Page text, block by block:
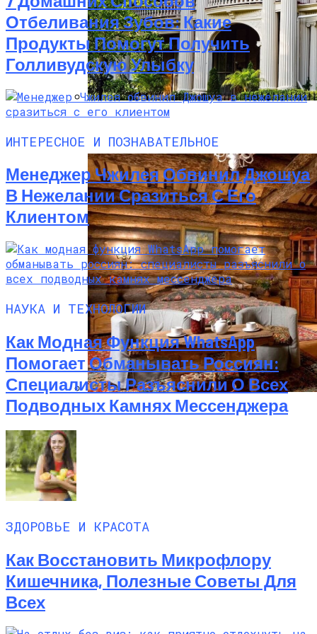
Дом В Викторианском Стиле: История,
Особенности И Типы Сооружений
Русский Стиль: Архитектура, Интерьер
Отбеливания Зубов: Какие
Продукты Помогут Получить
Голливудскую Улыбку
ИНТЕРЕСНОЕ И ПОЗНАВАТЕЛЬНОЕ
Менеджер Чжилея Обвинил Джошуа
В Нежелании Сразиться С Его
Клиентом
НАУКА И ТЕХНОЛОГИИ
Как Модная Функция WhatsApp
Помогает Обманывать Россиян:
Специалисты Разъяснили О Всех
Подводных Камнях Мессенджера
ЗДОРОВЬЕ И КРАСОТА
Как Восстановить Микрофлору
Кишечника, Полезные Советы Для
Всех